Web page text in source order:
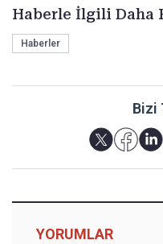
Haberle İlgili Daha
Haberler
Bizi
YORUMLAR